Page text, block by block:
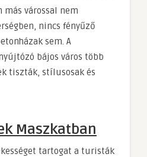
várossal nem
nincs fényűző
sem. A
bájos város több
tiszták, stílusosak és
Maszkatban
tartogat a turisták